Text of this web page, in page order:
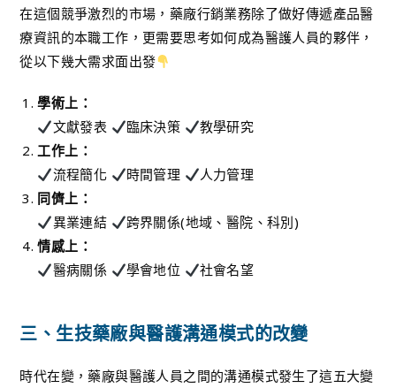
在這個競爭激烈的市場，藥廠行銷業務除了做好傳遞產品醫
療資訊的本職工作，更需要思考如何成為醫護人員的夥伴，
從以下幾大需求面出發
學術上：
文獻發表
臨床決策
教學研究
工作上：
流程簡化
時間管理
人力管理
同儕上：
異業連結
跨界關係(地域、醫院、科別)
情感上：
醫病關係
學會地位 社會名望
三、生技藥廠與醫護溝通模式的改變
時代在變，藥廠與醫護人員之間的溝通模式發生了這五大變